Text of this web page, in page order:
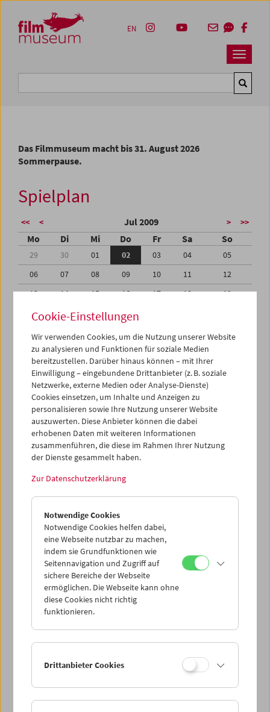
Zum Inhalt
Zum Hauptmenü
Zur Servicenavigation
Zum Suche
Navbar
EN
Das Filmmuseum macht bis 31. August 2026
Sommerpause.
Spielplan
<< < Jul 2009 > >>
Mo Di Mi Do Fr Sa So
29 30 01 02 03 04
05
06
07 08 09 10 11
12
13
14 15 16 17 18
19
20
21 22 23
27
29 31
02
03
04 05 06 07 08
iCalender
Programmheft-PDF
English language or subtitles
< Vorherige Woche
Mo 29.6.
Di 30.6.
Mi 1.7.
Do 2.7.
Sa 4.7.
Cookie-Einstellungen
Wir verwenden Cookies, um die Nutzung unserer Website
zu analysieren und Funktionen für soziale Medien
bereitzustellen. Darüber hinaus können – mit Ihrer
Einwilligung – eingebundene Drittanbieter (z. B. soziale
Netzwerke, externe Medien oder Analyse-Dienste)
Cookies einsetzen, um Inhalte und Anzeigen zu
personalisieren sowie Ihre Nutzung unserer Website
auszuwerten. Diese Anbieter können die dabei
erhobenen Daten mit weiteren Informationen
zusammenführen, die diese im Rahmen Ihrer Nutzung
der Dienste gesammelt haben.
Zur Datenschutzerklärung
Notwendige Cookies
Notwendige Cookies helfen dabei,
eine Webseite nutzbar zu machen,
indem sie Grundfunktionen wie
Seitennavigation und Zugriff auf
sichere Bereiche der Webseite
ermöglichen. Die Webseite kann ohne
diese Cookies nicht richtig
funktionieren.
Drittanbieter Cookies